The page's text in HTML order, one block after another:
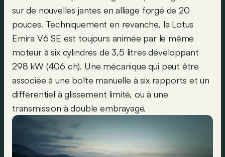
sur de nouvelles jantes en alliage forgé de 20
pouces. Techniquement en revanche, la Lotus
Emira V6 SE est toujours animée par le même
moteur à six cylindres de 3,5 litres développant
298 kW (406 ch). Une mécanique qui peut être
associée à une boîte manuelle à six rapports et un
différentiel à glissement limité, ou à une
transmission à double embrayage.